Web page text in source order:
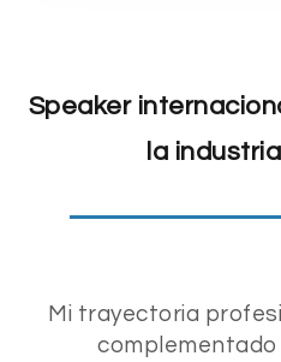
Speaker
la
Mi trayectoria
complementado